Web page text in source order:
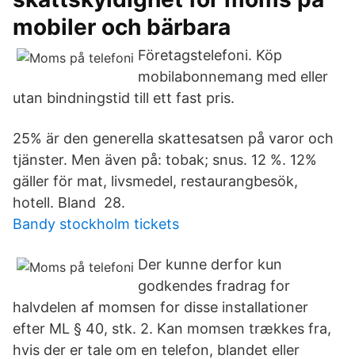
mobiler och bärbara
Företagstelefoni. Köp
mobilabonnemang med eller
utan bindningstid till ett fast pris.
25% är den generella skattesatsen på varor och
tjänster. Men även på: tobak; snus. 12 %. 12%
gäller för mat, livsmedel, restaurangbesök,
hotell. Bland 28.
Bandy stockholm tickets
Der kunne derfor kun
godkendes fradrag for
halvdelen af momsen for disse installationer
efter ML § 40, stk. 2. Kan momsen trækkes fra,
hvis der er tale om en telefon, blandet eller